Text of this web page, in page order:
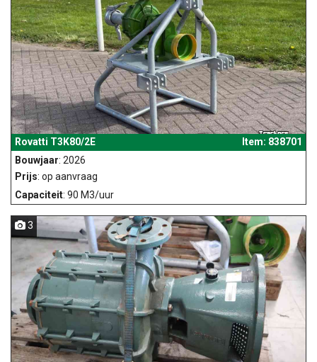
Rovatti T3K80/2E
Item: 838701
Bouwjaar: 2026
Prijs: op aanvraag
Capaciteit: 90 M3/uur
3